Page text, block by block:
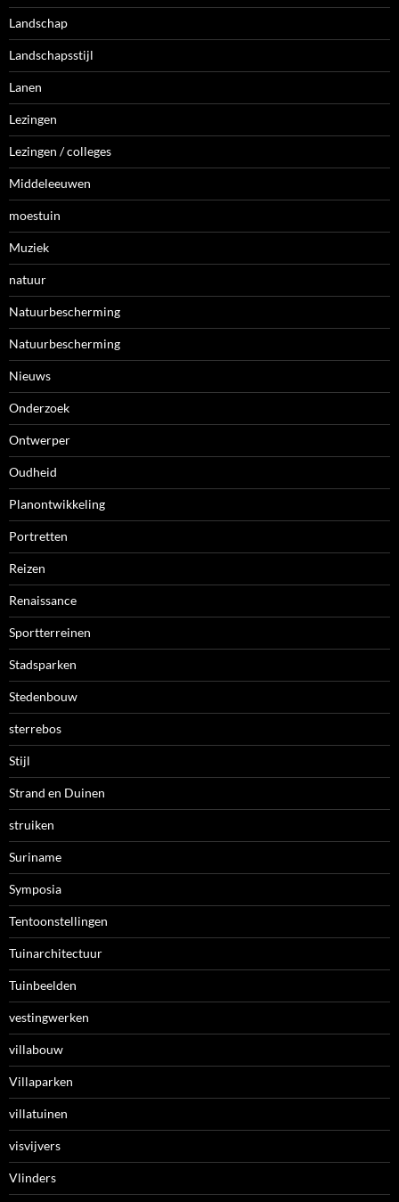
Landschap
Landschapsstijl
Lanen
Lezingen
Lezingen / colleges
Middeleeuwen
moestuin
Muziek
natuur
Natuurbescherming
Natuurbescherming
Nieuws
Onderzoek
Ontwerper
Oudheid
Planontwikkeling
Portretten
Reizen
Renaissance
Sportterreinen
Stadsparken
Stedenbouw
sterrebos
Stijl
Strand en Duinen
struiken
Suriname
Symposia
Tentoonstellingen
Tuinarchitectuur
Tuinbeelden
vestingwerken
villabouw
Villaparken
villatuinen
visvijvers
Vlinders